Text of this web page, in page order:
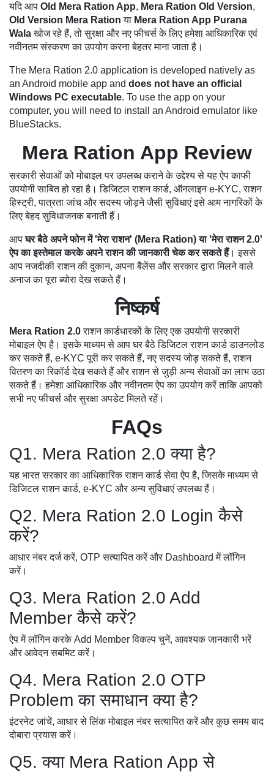
यदि आप Old Mera Ration App, Mera Ration Old Version,
Old Version Mera Ration या Mera Ration App Purana
Walaखोज रहे हैं, तो सुरक्षा और नए फीचर्स के लिए हमेशा आधिकारिक एवं
नवीनतम संस्करण का उपयोग करना बेहतर माना जाता है।
The Mera Ration 2.0 application is developed natively as
an Android mobile app and does not have an official
Windows PC executable. To use the app on your
computer, you will need to install an Android emulator like
BlueStacks.
Mera Ration App Review
सरकारी सेवाओं को मोबाइल पर उपलब्ध कराने के उद्देश्य से यह ऐप काफी
उपयोगी साबित हो रहा है। डिजिटल राशन कार्ड, ऑनलाइन e-KYC, राशन
हिस्ट्री, पात्रता जांच और सदस्य जोड़ने जैसी सुविधाएं इसे आम नागरिकों के
लिए बेहद सुविधाजनक बनाती हैं।
आपघर बैठे अपने फोन में 'मेरा राशन' (Mera Ration) या 'मेरा राशन 2.0'
ऐप का इस्तेमाल करके अपने राशन की जानकारी चेक कर सकते हैं। इससे
आप नजदीकी राशन की दुकान, अपना बैलेंस और सरकार द्वारा मिलने वाले
अनाज का पूरा ब्योरा देख सकते हैं।
निष्कर्ष
Mera Ration 2.0राशन कार्डधारकों के लिए एक उपयोगी सरकारी
मोबाइल ऐप है। इसके माध्यम से आप घर बैठे डिजिटल राशन कार्ड डाउनलोड
कर सकते हैं, e-KYC पूरी कर सकते हैं, नए सदस्य जोड़ सकते हैं, राशन
वितरण का रिकॉर्ड देख सकते हैं और राशन से जुड़ी अन्य सेवाओं का लाभ उठा
सकते हैं। हमेशा आधिकारिक और नवीनतम ऐप का उपयोग करें ताकि आपको
सभी नए फीचर्स और सुरक्षा अपडेट मिलते रहें।
FAQs
Q1. Mera Ration 2.0 क्या है?
यह भारत सरकार का आधिकारिक राशन कार्ड सेवा ऐप है, जिसके माध्यम से
डिजिटल राशन कार्ड, e-KYC और अन्य सुविधाएं उपलब्ध हैं।
Q2. Mera Ration 2.0 Login कैसे
करें?
आधार नंबर दर्ज करें, OTP सत्यापित करें और Dashboard में लॉगिन
करें।
Q3. Mera Ration 2.0 Add
Member कैसे करें?
ऐप में लॉगिन करके Add Member विकल्प चुनें, आवश्यक जानकारी भरें
और आवेदन सबमिट करें।
Q4. Mera Ration 2.0 OTP
Problem का समाधान क्या है?
इंटरनेट जांचें, आधार से लिंक मोबाइल नंबर सत्यापित करें और कुछ समय बाद
दोबारा प्रयास करें।
Q5. क्या Mera Ration App से